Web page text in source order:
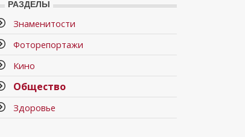
РАЗДЕЛЫ
Знаменитости
Фоторепортажи
Кино
Общество
Здоровье